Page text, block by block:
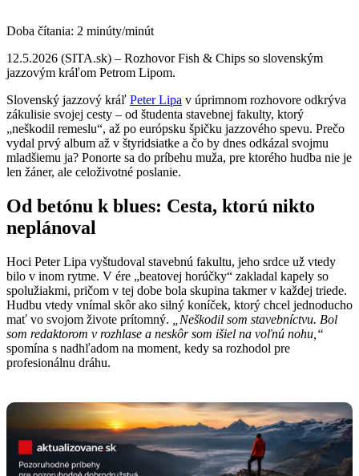
Doba čítania: 2 minúty/minút
12.5.2026 (SITA.sk) – Rozhovor Fish & Chips so slovenským
jazzovým kráľom Petrom Lipom.
Slovenský jazzový kráľ Peter Lipa v úprimnom rozhovore odkrýva
zákulisie svojej cesty – od študenta stavebnej fakulty, ktorý
„neškodil remeslu“, až po európsku špičku jazzového spevu. Prečo
vydal prvý album až v štyridsiatke a čo by dnes odkázal svojmu
mladšiemu ja? Ponorte sa do príbehu muža, pre ktorého hudba nie je
len žáner, ale celoživotné poslanie.
Od betónu k blues: Cesta, ktorú nikto
neplánoval
Hoci Peter Lipa vyštudoval stavebnú fakultu, jeho srdce už vtedy
bilo v inom rytme. V ére „beatovej horúčky“ zakladal kapely so
spolužiakmi, pričom v tej dobe bola skupina takmer v každej triede.
Hudbu vtedy vnímal skôr ako silný koníček, ktorý chcel jednoducho
mať vo svojom živote prítomný.
„Neškodil som stavebníctvu. Bol
som redaktorom v rozhlase a neskôr som išiel na voľnú nohu,“
spomína s nadhľadom na moment, kedy sa rozhodol pre
profesionálnu dráhu.